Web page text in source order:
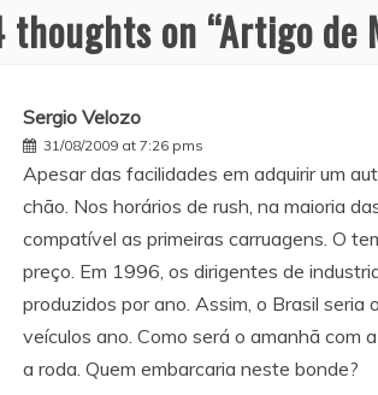
thoughts on “Artigo de
Sergio Velozo
31/08/2009 at 7:26 pms
Apesar das facilidades em adquirir um
chão. Nos horários de rush, na maioria
compatível as primeiras carruagens. O
preço. Em 1996, os dirigentes de
produzidos por ano. Assim, o Brasil
veículos ano. Como será o amanhã com
a roda. Quem embarcaria neste bonde?